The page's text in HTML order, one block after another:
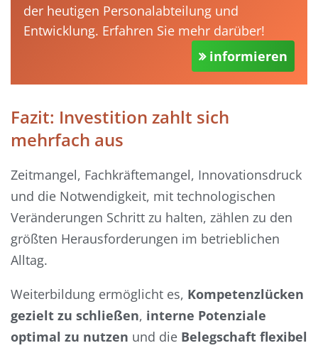
der heutigen Personalabteilung und
Entwicklung. Erfahren Sie mehr darüber!
informieren
Fazit: Investition zahlt sich
mehrfach aus
Zeitmangel, Fachkräftemangel, Innovationsdruck
und die Notwendigkeit, mit technologischen
Veränderungen Schritt zu halten, zählen zu den
größten Herausforderungen im betrieblichen
Alltag.
Weiterbildung ermöglicht es, Kompetenzlücken
gezielt zu schließen, interne Potenziale
optimal zu nutzen und die Belegschaft flexibel